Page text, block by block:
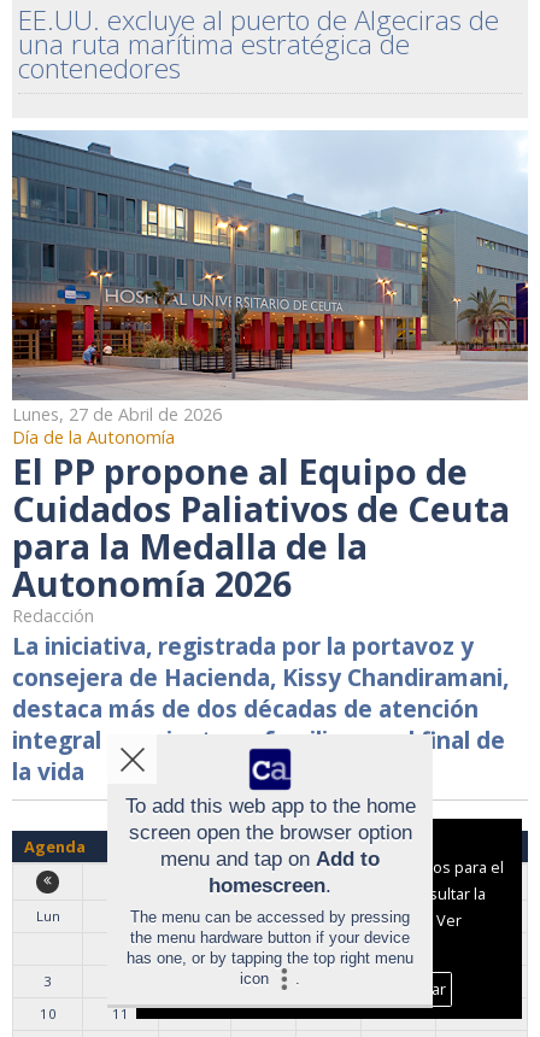
EE.UU. excluye al puerto de Algeciras de
una ruta marítima estratégica de
contenedores
Lunes, 27 de Abril de 2026
Día de la Autonomía
El PP propone al Equipo de
Cuidados Paliativos de Ceuta
para la Medalla de la
Autonomía 2026
Redacción
La iniciativa, registrada por la portavoz y
consejera de Hacienda, Kissy Chandiramani,
destaca más de dos décadas de atención
integral a pacientes y familias en el final de
la vida
Agenda
Agosto 2026
Lun
Mar Mie Jue Vie Sab
1
3
6
10
11 12 13 14 15
To add this web app to the home
screen open the browser option
menu and tap on Add to
homescreen.
The menu can be accessed by pressing
the menu hardware button if your device
has one, or by tapping the top right menu
icon
.
Aviso sobre el Uso de cookies:
Utilizamos cookies nuestras y de terceros para el
funcionamiento del digital. Puedes consultar la
lista de cookies y como desconectarlas.
Ver
nuestra Política de Privacidad y Cookies
Aceptar Cookies
Personalizar